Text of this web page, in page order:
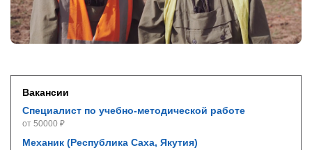
Вакансии
Специалист по учебно-методической работе
от 50000 ₽
Механик (Республика Саха, Якутия)